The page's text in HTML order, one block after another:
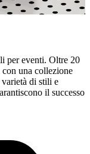
per eventi. Oltre 20
una collezione
varietà di stili e
il successo